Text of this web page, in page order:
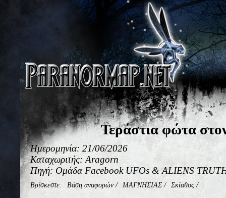
Τεράστια φώτα
Ημερομηνία: 21/06/2026
Καταχωριτής: Aragorn
Πηγή: Ομάδα Facebook UFOs & ALIENS
Βρίσκεστε: Βάση αναφορών/ ΜΑΓΝΗΣΙΑΣ / Σκίαθος /